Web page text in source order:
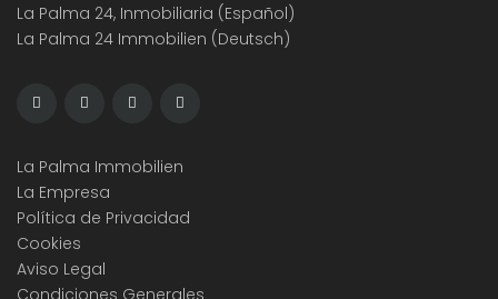
La Palma 24, Inmobiliaria (Español)
La Palma 24 Immobilien (Deutsch)
La Palma Immobilien
La Empresa
Política de Privacidad
Cookies
Aviso Legal
Condiciones Generales